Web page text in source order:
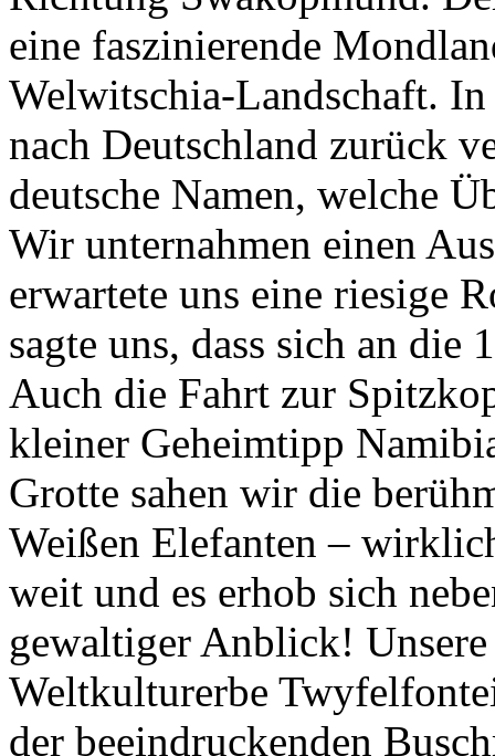
eine faszinierende
Welwitschia-Landschaft.
nach Deutschland zurück
deutsche Namen, welche
Wir unternahmen einen
erwartete uns eine riesige
sagte uns, dass sich an
Auch die Fahrt zur
kleiner Geheimtipp
Grotte sahen wir die
Weißen Elefanten –
weit und es erhob sich
gewaltiger Anblick!
Weltkulturerbe
der beeindruckenden